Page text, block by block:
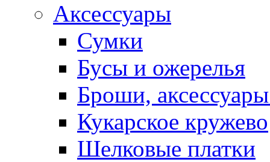
Аксессуары
Сумки
Бусы и ожерелья
Броши,
Кукарское кружево
Шелковые платки